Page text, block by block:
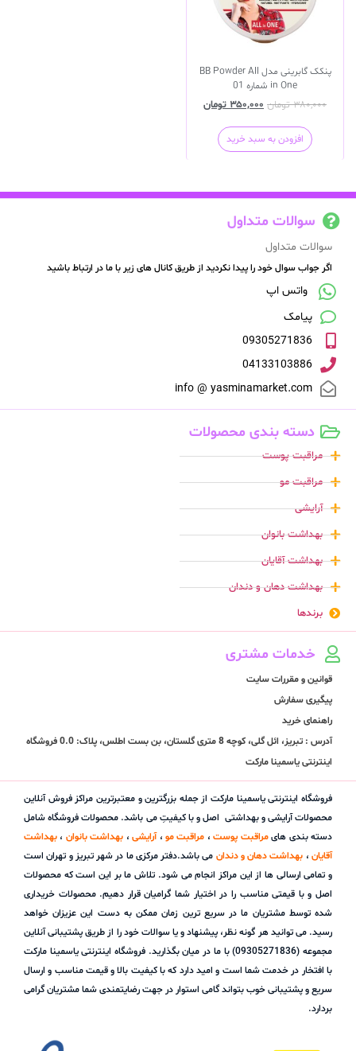
پنکک گابرینی مدل BB Powder All
in One شماره 01
۳۸۰,۰۰۰ تومان ۳۵۰,۰۰۰ تومان
افزودن به سبد خرید
سوالات متداول
سوالات متداول
اگر جواب سوال خود را پیدا نکردید از طریق کانال های زیر با ما در ارتباط باشید
واتس اپ
پیامک
09305271836
04133103886
info @ yasminamarket.com
دسته بندی محصولات
مراقبت پوست
مراقبت مو
آرایشی
بهداشت بانوان
بهداشت آقایان
بهداشت دهان و دندان
برندها
خدمات مشتری
قوانین و مقررات سایت
پیگیری سفارش
راهنمای خرید
آدرس : تبریز، ائل گلی، کوچه 8 متری گلستان، بن بست اطلس، پلاک: 0.0 فروشگاه
اینترنتی یاسمینا مارکت
فروشگاه اینترنتی یاسمینا مارکت از جمله بزرگترین و معتبرترین مراکز فروش آنلاین
محصولات آرایشی و بهداشتی اصل و با کیفیتِ می باشد. محصولات فروشگاه شامل
دسته بندی هایمراقبت پوست، مراقبت مو،آرایشی، بهداشت بانوان ، بهداشت
آقایان، بهداشت دهان و دندان می باشد.دفتر مرکزی ما در شهر تبریز و تهران است
و تمامی ارسالی ها از این مراکز انجام می شود. تلاش ما بر این است که محصولات
اصل و با قیمتی مناسب را در اختیار شما گرامیان قرار دهیم. محصولات خریداری
شده توسط مشتریان ما در سریع ترین زمان ممکن به دست این عزیزان خواهد
رسید. می توانید هر گونه نظر، پیشنهاد و یا سوالات خود را از طریق پشتیبانی آنلاین
مجموعه (09305271836) با ما در میان بگذارید. فروشگاه اینترنتی یاسمینا مارکت
با افتخار در خدمت شما است و امید دارد که با کیفیت بالا و قیمت مناسب و ارسال
سریع و پشتیبانی خوب بتواند گامی استوار در جهت رضایتمندی شما مشتریان گرامی
بردارد.